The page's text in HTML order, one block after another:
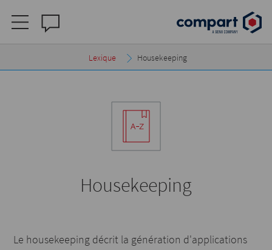
Lexique Housekeeping
Housekeeping
Le housekeeping décrit la génération d'applications